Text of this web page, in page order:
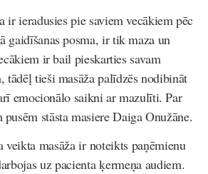
ieradusies pie saviem vecākiem pēc
gaidīšanas posma, ir tik maza un
ir bail pieskarties savam
tādēļ tieši masāža palīdzēs nodibināt
emocionālo saikni ar mazulīti. Par
stāsta masiere Daiga Onužāne.
veikta masāža ir noteikts paņēmienu
uz pacienta ķermeņa audiem.